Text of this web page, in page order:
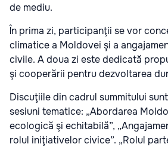
de mediu.
În prima zi, participanţii se vor
climatice a Moldovei şi a
civile. A doua zi este dedicată
şi cooperării pentru dezvoltarea
Discuţiile din cadrul summitului
sesiuni tematice: „Abordarea
ecologică şi echitabilă”,
rolul iniţiativelor civice”. „Rolul